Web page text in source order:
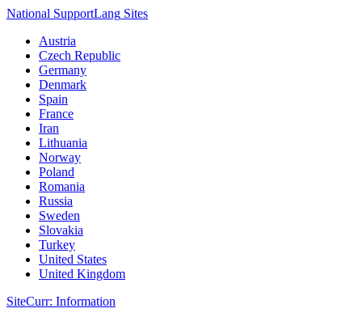
National SupportLang Sites
Austria
Czech Republic
Germany
Denmark
Spain
France
Iran
Lithuania
Norway
Poland
Romania
Russia
Sweden
Slovakia
Turkey
United States
United Kingdom
SiteCurr: Information